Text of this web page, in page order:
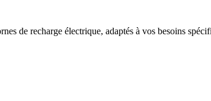
de recharge électrique, adaptés à vos besoins